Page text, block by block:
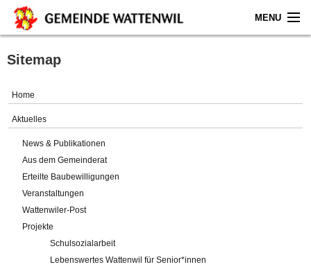
MENU
Home
Gemeinde
Verwaltung
Online-Service
Sitemap
Home
Aktuelles
News & Publikationen
Aus dem Gemeinderat
Erteilte Baubewilligungen
Veranstaltungen
Wattenwiler-Post
Projekte
Schulsozialarbeit
Lebenswertes Wattenwil für Senior*innen